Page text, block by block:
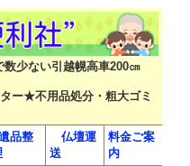
数少ない引越幌高車200㎝
★不用品処分・粗大ゴミ
品整
仏壇運
送
料金ご案
内